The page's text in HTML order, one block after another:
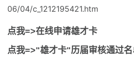
06/04/c_1212195421.htm
点我=>在线申请雄才卡
点我=>"雄才卡"历届审核通过